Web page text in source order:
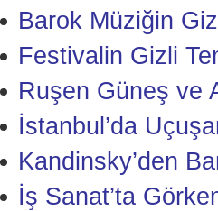
Barok Müziğin
Festivalin Gizli
Ruşen Güneş ve
İstanbul’da
Kandinsky’den
İş Sanat’ta